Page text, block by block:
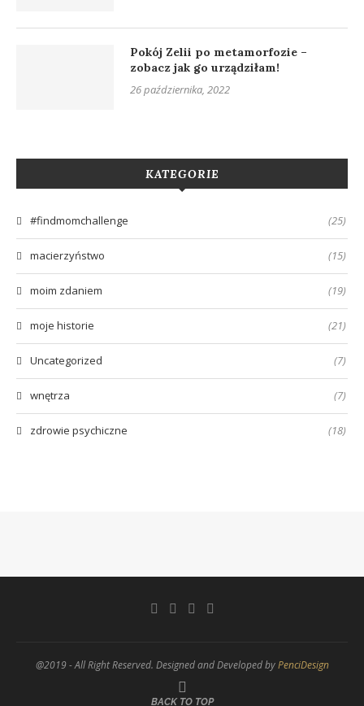
Pokój Zelii po metamorfozie –
zobacz jak go urządziłam!
26 października, 2022
KATEGORIE
#findmomchallenge (25)
macierzyństwo (15)
moim zdaniem (19)
moje historie (21)
Uncategorized (7)
wnętrza (7)
zdrowie psychiczne (18)
@2019 - All Right Reserved. Designed and Developed byPenciDesign
BACK TO TOP